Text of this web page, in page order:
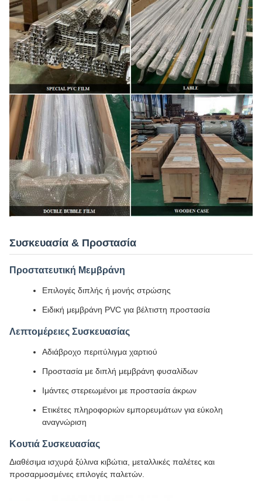
Συσκευασία & Προστασία
Προστατευτική Μεμβράνη
Επιλογές διπλής ή μονής στρώσης
Ειδική μεμβράνη PVC για βέλτιστη προστασία
Λεπτομέρειες Συσκευασίας
Αδιάβροχο περιτύλιγμα χαρτιού
Προστασία με διπλή μεμβράνη φυσαλίδων
Ιμάντες στερεωμένοι με προστασία άκρων
Ετικέτες πληροφοριών εμπορευμάτων για εύκολη
αναγνώριση
Κουτιά Συσκευασίας
Διαθέσιμα ισχυρά ξύλινα κιβώτια, μεταλλικές παλέτες και
προσαρμοσμένες επιλογές παλετών.